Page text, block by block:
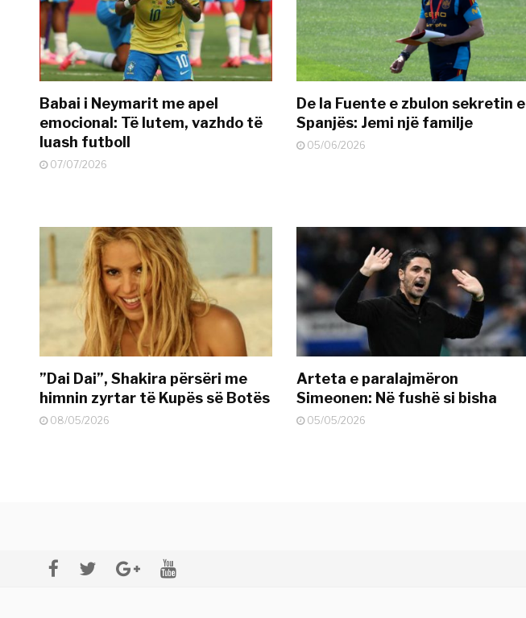
Babai i Neymarit me apel
emocional: Të lutem, vazhdo të
luash futboll
07/07/2026
De la Fuente e zbulon sekretin e
Spanjës: Jemi një familje
05/06/2026
”Dai Dai”, Shakira përsëri me
himnin zyrtar të Kupës së Botës
08/05/2026
Arteta e paralajmëron
Simeonen: Në fushë si bisha
05/05/2026